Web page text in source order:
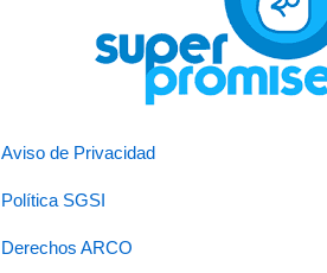
Aviso de Privacidad
Política SGSI
Derechos ARCO